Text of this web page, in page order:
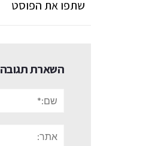
שתפו את הפוסט
השארת תגובה